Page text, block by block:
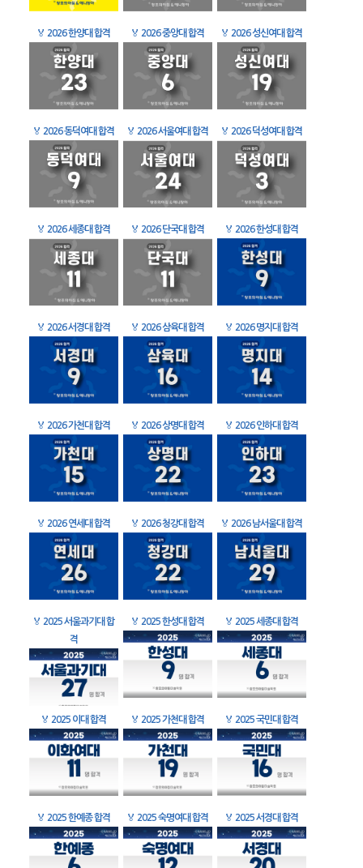
🏅 2026 한양대 합격 🏅 2026 중앙대 합격 🏅 2026 성신여대 합격
🏅 2026 동덕여대 합격 🏅 2026 서울여대 합격 🏅 2026 덕성여대 합격
🏅 2026 세종대 합격 🏅 2026 단국대 합격 🏅 2026 한성대 합격
🏅 2026 서경대 합격 🏅 2026 삼육대 합격 🏅 2026 명지대 합격
🏅 2026 가천대 합격 🏅 2026 상명대 합격 🏅 2026 인하대 합격
🏅 2026 연세대 합격 🏅 2026 청강대 합격 🏅 2026 남서울대 합격
🏅 2025 서울과기대 합
격
🏅 2025 한성대 합격 🏅 2025 세종대 합격
🏅 2025 이대 합격 🏅 2025 가천대 합격 🏅 2025 국민대 합격
🏅 2025 한예종 합격 🏅 2025 숙명여대 합격 🏅 2025 서경대 합격